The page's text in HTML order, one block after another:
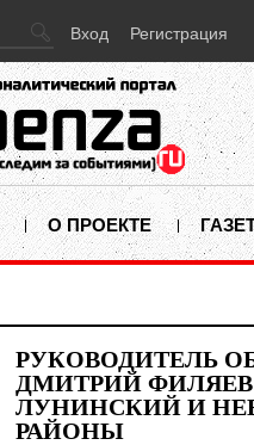
Вход Регистрация
О ПРОЕКТЕ
РУКОВОДИТЕЛЬ
ДМИТРИЙ
ЛУНИНСКИЙ И
РАЙОНЫ